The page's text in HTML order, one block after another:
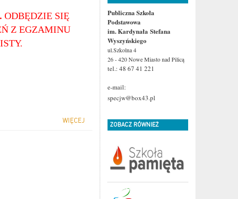
ODBĘDZIE SIĘ
Z EGZAMINU
WIĘCEJ
Publiczna Szkoła
Podstawowa
im. Kardynała Stefana
Wyszyńskiego
ul.Szkolna 4
26 - 420 Nowe Miastonad Pilicą
tel.: 48 67 41 221
e-mail:
specjw@box43.pl
ZOBACZ RÓWNIEŻ